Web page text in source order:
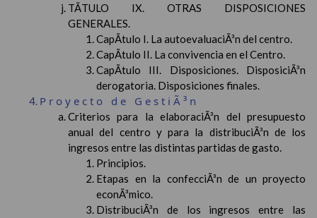
TÃTULO IX. OTRAS DISPOSICIONES
GENERALES.
CapÃ­tulo I. La autoevaluaciÃ³n del centro.
CapÃ­tulo II. La convivencia en el Centro.
CapÃ­tulo III. Disposiciones. DisposiciÃ³n
derogatoria. Disposiciones finales.
Proyecto de GestiÃ³n
Criterios para la elaboraciÃ³n del presupuesto
anual del centro y para la distribuciÃ³n de los
ingresos entre las distintas partidas de gasto.
Principios.
Etapas en la confecciÃ³n de un proyecto
econÃ³mico.
DistribuciÃ³n de los ingresos entre las